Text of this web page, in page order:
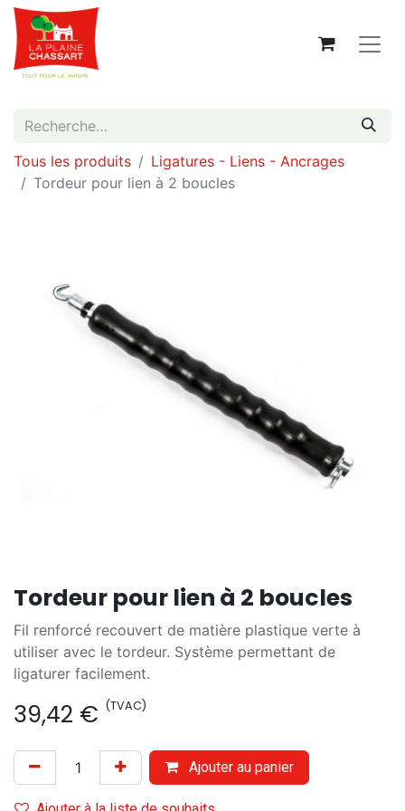
Tous les produits
Ligatures - Liens - Ancrages
Tordeur pour lien à 2 boucles
Tordeur pour lien à 2 boucles
Fil renforcé recouvert de matière plastique verte à
utiliser avec le tordeur. Système permettant de
ligaturer facilement.
39,42 € (TVAC)
Ajouter au panier